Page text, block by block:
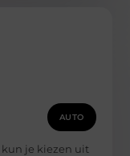
AUTO
kun je kiezen uit